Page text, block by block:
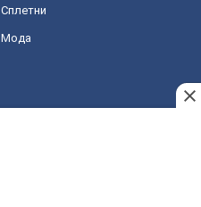
Сплетни
Мода